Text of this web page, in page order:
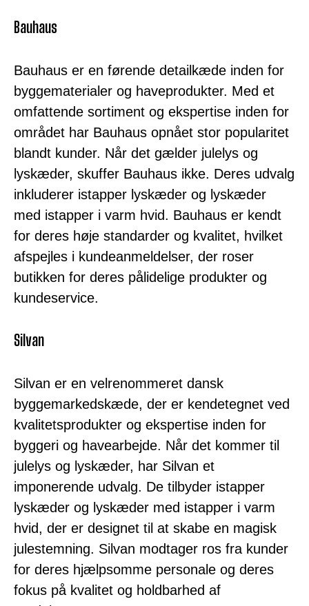
Bauhaus
Bauhaus er en førende detailkæde inden for
byggematerialer og haveprodukter. Med et
omfattende sortiment og ekspertise inden for
området har Bauhaus opnået stor popularitet
blandt kunder. Når det gælder julelys og
lyskæder, skuffer Bauhaus ikke. Deres udvalg
inkluderer istapper lyskæder og lyskæder
med istapper i varm hvid. Bauhaus er kendt
for deres høje standarder og kvalitet, hvilket
afspejles i kundeanmeldelser, der roser
butikken for deres pålidelige produkter og
kundeservice.
Silvan
Silvan er en velrenommeret dansk
byggemarkedskæde, der er kendetegnet ved
kvalitetsprodukter og ekspertise inden for
byggeri og havearbejde. Når det kommer til
julelys og lyskæder, har Silvan et
imponerende udvalg. De tilbyder istapper
lyskæder og lyskæder med istapper i varm
hvid, der er designet til at skabe en magisk
julestemning. Silvan modtager ros fra kunder
for deres hjælpsomme personale og deres
fokus på kvalitet og holdbarhed af